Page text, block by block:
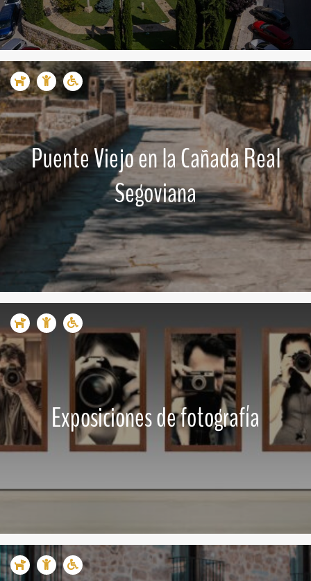
Puente Viejo en la Cañada Real
Segoviana
Exposiciones de fotografía